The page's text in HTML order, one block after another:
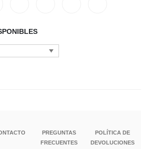
PREGUNTAS
FRECUENTES
POLÍTICA DE
DEVOLUCIONES